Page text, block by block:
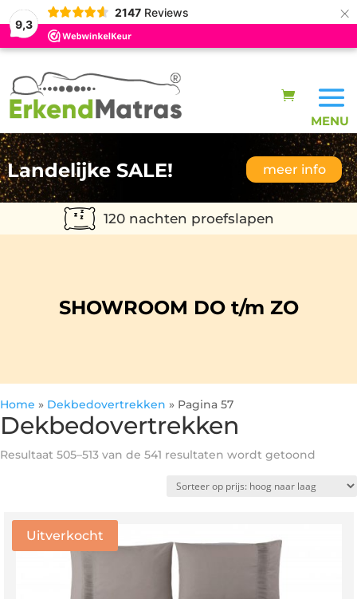
9,3
2147 Reviews ×
Landelijke SALE! meer info
120 nachten proefslapen
SHOWROOM DO t/m ZO
Home » Dekbedovertrekken » Pagina 57
Dekbedovertrekken
Resultaat 505–513 van de 541 resultaten wordt getoond
prijs:
Uitverkocht